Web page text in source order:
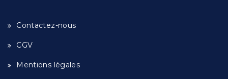
Contactez-nous
CGV
Mentions légales